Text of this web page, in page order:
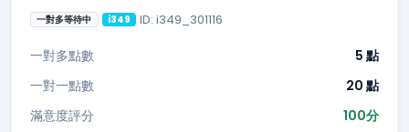
一對多等待中 i349 ID: i349_301116
一對多點數
5 點
一對一點數
20 點
滿意度評分
100分